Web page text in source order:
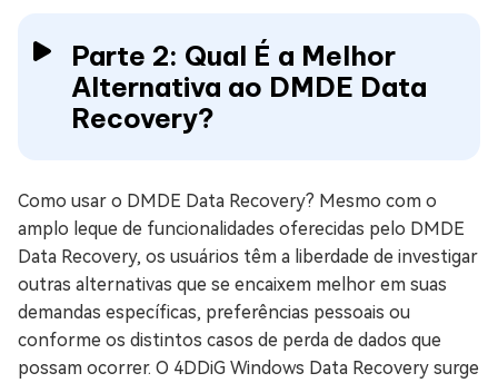
Parte 2: Qual É a Melhor
Alternativa ao DMDE Data
Recovery?
Como usar o DMDE Data Recovery? Mesmo com o
amplo leque de funcionalidades oferecidas pelo DMDE
Data Recovery, os usuários têm a liberdade de investigar
outras alternativas que se encaixem melhor em suas
demandas específicas, preferências pessoais ou
conforme os distintos casos de perda de dados que
possam ocorrer. O 4DDiG Windows Data Recovery surge